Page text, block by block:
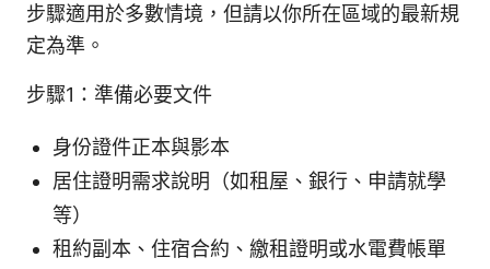
步驟適用於多數情境，但請以你所在區域的最新規
定為準。
步驟1：準備必要文件
身份證件正本與影本
居住證明需求說明（如租屋、銀行、申請就學
等）
租約副本、住宿合約、繳租證明或水電費帳單